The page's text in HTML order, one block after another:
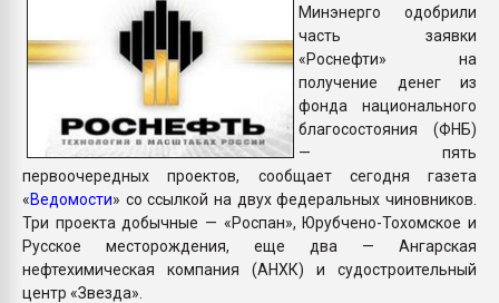
Минэнерго одобрили
часть заявки
«Роснефти» на
получение денег из
фонда национального
благосостояния (ФНБ)
— пять
первоочередных проектов, сообщает сегодня газета
«Ведомости» со ссылкой на двух федеральных чиновников.
Три проекта добычные — «Роспан», Юрубчено-Тохомское и
Русское месторождения, еще два — Ангарская
нефтехимическая компания (АНХК) и судостроительный
центр «Звезда».